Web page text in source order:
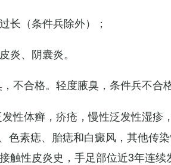
长（条件兵除外）；
炎、阴囊炎。
不合格。轻度腋臭，条件兵不合格
性体癣，疥疮，慢性泛发性湿疹
色素痣、胎痣和白癜风，其他传
触性皮炎史，手足部位近3年连续